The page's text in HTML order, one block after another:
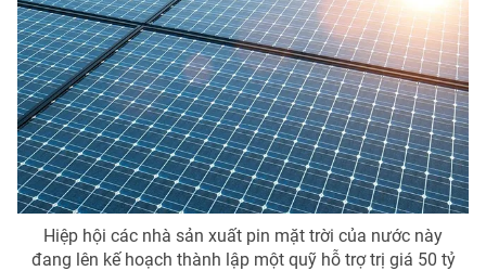
Hiệp hội các nhà sản xuất pin mặt trời của nước này
đang lên kế hoạch thành lập một quỹ hỗ trợ trị giá 50 tỷ